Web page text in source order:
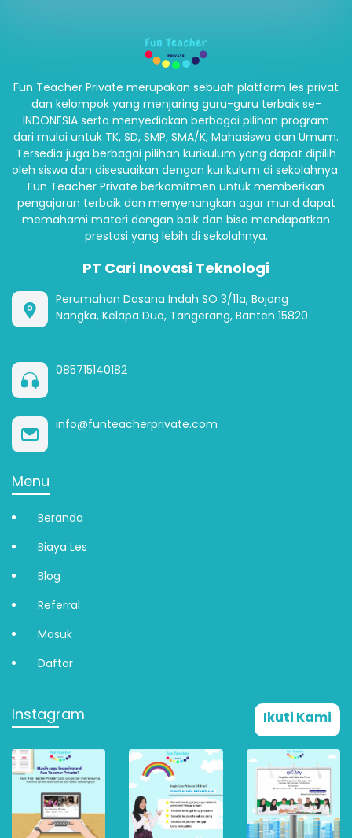
Fun Teacher Private merupakan sebuah platform les privat
dan kelompok yang menjaring guru-guru terbaik se-
INDONESIA serta menyediakan berbagai pilihan program
dari mulai untuk TK, SD, SMP, SMA/K, Mahasiswa dan Umum.
Tersedia juga berbagai pilihan kurikulum yang dapat dipilih
oleh siswa dan disesuaikan dengan kurikulum di sekolahnya.
Fun Teacher Private berkomitmen untuk memberikan
pengajaran terbaik dan menyenangkan agar murid dapat
memahami materi dengan baik dan bisa mendapatkan
prestasi yang lebih di sekolahnya.
PT Cari Inovasi Teknologi
Perumahan Dasana Indah SO 3/11a, Bojong
Nangka, Kelapa Dua, Tangerang, Banten 15820
085715140182
info@funteacherprivate.com
Menu
Beranda
Biaya Les
Blog
Referral
Masuk
Daftar
Instagram Ikuti Kami